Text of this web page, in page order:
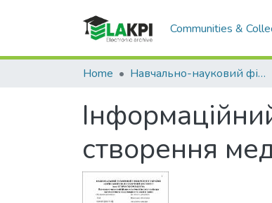
Communities &
Home Навчально-науковий фізико-технічний інститут (НН ФТІ)
створення